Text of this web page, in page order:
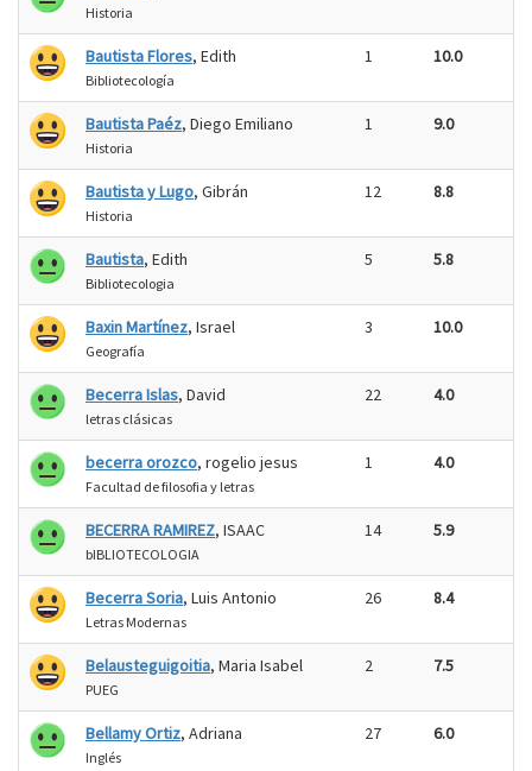
Historia
Bautista Flores, Edith
Bibliotecología
1 10.0
Bautista Paéz, Diego Emiliano
Historia
1 9.0
Bautista y Lugo, Gibrán
Historia
12 8.8
Bautista, Edith
Bibliotecologia
5 5.8
Baxin Martínez, Israel
Geografía
3 10.0
Becerra Islas, David
letras clásicas
22 4.0
becerra orozco, rogelio jesus
Facultad de filosofia y letras
1 4.0
BECERRA RAMIREZ, ISAAC
bIBLIOTECOLOGIA
14 5.9
Becerra Soria, Luis Antonio
Letras Modernas
26 8.4
Belausteguigoitia, Maria Isabel
PUEG
2 7.5
Bellamy Ortiz, Adriana
Inglés
27 6.0